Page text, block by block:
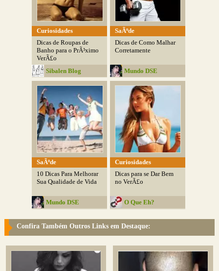
Curiosidades
Dicas de Roupas de
Banho para o PrÃ³ximo
VerÃ£o
Sibalen Blog
SaÃºde
Dicas de Como Malhar
Corretamente
Mundo DSE
SaÃºde
10 Dicas Para Melhorar
Sua Qualidade de Vida
Mundo DSE
Curiosidades
Dicas para se Dar Bem
no VerÃ£o
O Que Eh?
Confira Também Outros Links em Destaque: